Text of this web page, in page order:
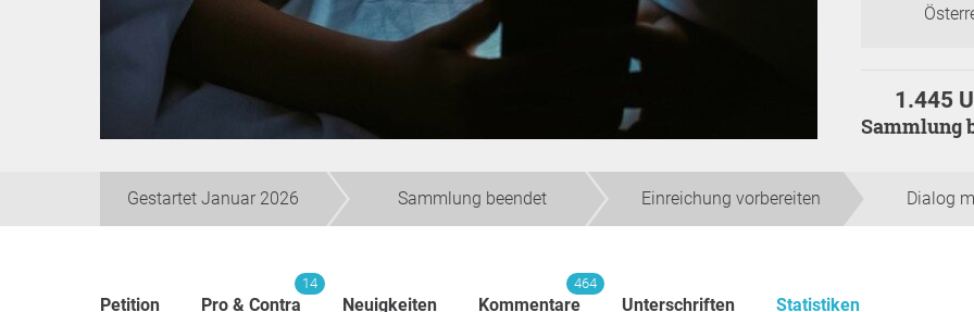
1.445
Sammlung
Gestartet Januar 2026 Sammlung beendet Einreichung vorbereiten Dialog
Petition Pro & Contra
14
Neuigkeiten Kommentare
464
Unterschriften Statistiken